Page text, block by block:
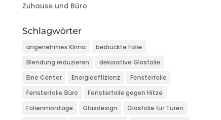
Zuhause und Büro
Schlagwörter
angenehmes Klima
bedruckte Folie
Blendung reduzieren
dekorative Glasfolie
Eine Center
Energieeffizienz
Fensterfolie
Fensterfolie Büro
Fensterfolie gegen Hitze
Folienmontage
Glasdesign
Glasfolie für Türen